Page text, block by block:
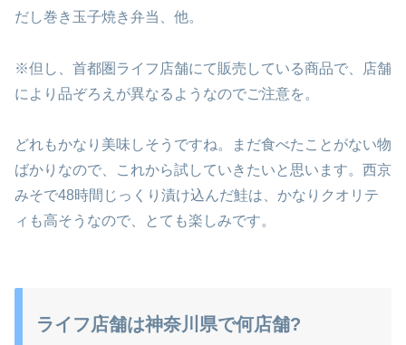
だし巻き玉子焼き弁当、他。
※但し、首都圏ライフ店舗にて販売している商品で、店舗
により品ぞろえが異なるようなのでご注意を。
どれもかなり美味しそうですね。まだ食べたことがない物
ばかりなので、これから試していきたいと思います。西京
みそで48時間じっくり漬け込んだ鮭は、かなりクオリテ
ィも高そうなので、とても楽しみです。
ライフ店舗は神奈川県で何店舗?